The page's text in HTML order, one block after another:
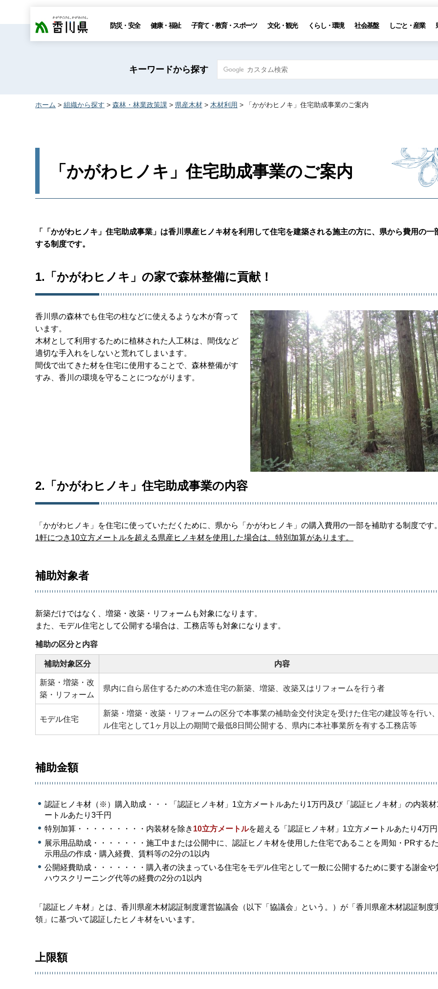
香川県 防災・安全 健康・福祉 子育て・教育・スポーツ 文化・観光 くらし・環境 社会基盤 しごと・産業
キーワードから探す
ホーム > 組織から探す > 森林・林業政策課 > 県産木材 > 木材利用 > 「かがわヒノキ」住宅助成事業のご案内
「かがわヒノキ」住宅助成事業のご案内
「「かがわヒノキ」住宅助成事業」は香川県産ヒノキ材を利用して住宅を建築される施主の方に、県から費用の一
する制度です。
1.「かがわヒノキ」の家で森林整備に貢献！
香川県の森林でも住宅の柱などに使えるような木が育って
います。
木材として利用するために植林された人工林は、間伐など
適切な手入れをしないと荒れてしまいます。
間伐で出てきた材を住宅に使用することで、森林整備がす
すみ、香川の環境を守ることにつながります。
2.「かがわヒノキ」住宅助成事業の内容
「かがわヒノキ」を住宅に使っていただくために、県から「かがわヒノキ」の購入費用の一部を補助する制度です
1軒につき10立方メートルを超える県産ヒノキ材を使用した場合は、特別加算があります。
補助対象者
新築だけではなく、増築・改築・リフォームも対象になります。
また、モデル住宅として公開する場合は、工務店等も対象になります。
補助の区分と内容
補助対象区分 内容
新築・増築・改
築・リフォーム
県内に自ら居住するための木造住宅の新築、増築、改築又はリフォームを行う者
モデル住宅
新築・増築・改築・リフォームの区分で本事業の補助金交付決定を受けた住宅の建設等を行い
ル住宅として1ヶ月以上の期間で最低8日間公開する、県内に本社事業所を有する工務店等
補助金額
認証ヒノキ材（※）購入助成・・・「認証ヒノキ材」1立方メートルあたり1万円及び「認証ヒノキ材」の内装
ートルあたり3千円
特別加算・・・・・・・・・内装材を除き 10立方メートルを超える「認証ヒノキ材」1立方メートルあたり4万円
展示用品助成・・・・・・・施工中または公開中に、認証ヒノキ材を使用した住宅であることを周知・PRする
示用品の作成・購入経費、賃料等の2分の1以内
公開経費助成・・・・・・・購入者の決まっている住宅をモデル住宅として一般に公開するために要する謝金や
ハウスクリーニング代等の経費の2分の1以内
「認証ヒノキ材」とは、香川県産木材認証制度運営協議会（以下「協議会」という。）が「香川県産木材認証制度
領」に基づいて認証したヒノキ材をいいます。
上限額